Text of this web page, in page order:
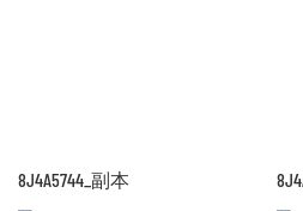
8J4A5744_副本